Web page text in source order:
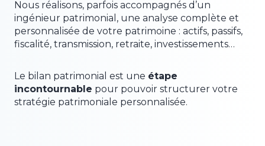
Nous réalisons, parfois accompagnés d’un
ingénieur patrimonial, une analyse complète et
personnalisée de votre patrimoine : actifs, passifs,
fiscalité, transmission, retraite, investissements…
Le bilan patrimonial est une étape
incontournable pour pouvoir structurer votre
stratégie patrimoniale personnalisée.